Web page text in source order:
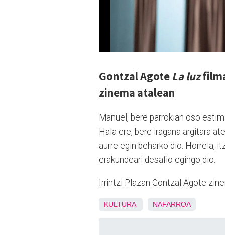
Gontzal AgoteLa luz
zinema atalean
Manuel, bere parrokian oso
Hala ere, bere iragana argitara
aurre egin beharko dio. Horrela,
erakundeari desafio egingo dio.
Irrintzi Plazan Gontzal Agote
KULTURA NAFARROA